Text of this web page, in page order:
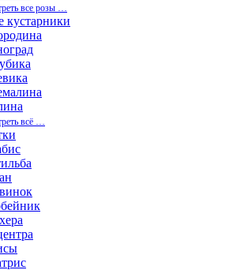
все розы …
кустарники
вcё …